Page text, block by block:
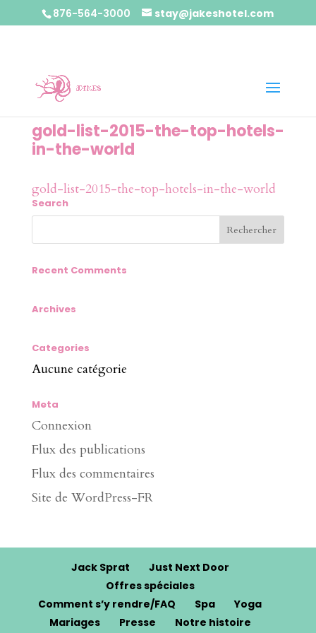
876-564-3000 stay@jakeshotel.com
gold-list-2015-the-top-hotels-
in-the-world
gold-list-2015-the-top-hotels-in-the-world
Search
Recent Comments
Archives
Categories
Aucune catégorie
Meta
Connexion
Flux des publications
Flux des commentaires
Site de WordPress-FR
Jack Sprat
Just Next Door
Offres spéciales
Comment s’y rendre/FAQ
Spa
Yoga
Mariages
Presse Notre histoire